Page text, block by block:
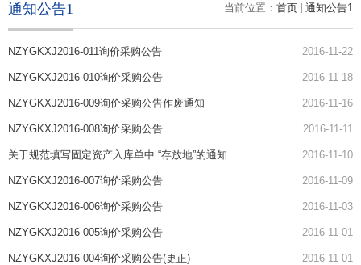
当前位置： 首页 通知公告1
通知公告1
NZYGKXJ2016-011询价采购公告 2016-11-22
NZYGKXJ2016-010询价采购公告 2016-11-18
NZYGKXJ2016-009询价采购公告作废通知 2016-11-16
NZYGKXJ2016-008询价采购公告 2016-11-11
关于规范填写固定资产入库单中 “存放地”的通知 2016-11-10
NZYGKXJ2016-007询价采购公告 2016-11-09
NZYGKXJ2016-006询价采购公告 2016-11-03
NZYGKXJ2016-005询价采购公告 2016-11-01
NZYGKXJ2016-004询价采购公告(更正) 2016-11-01